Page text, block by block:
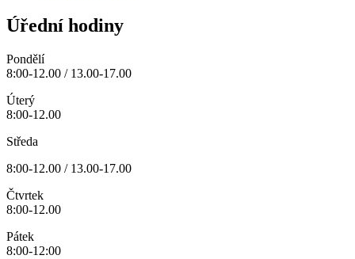
Úřední hodiny
Pondělí
8:00-12.00 / 13.00-17.00
Úterý
8:00-12.00
Středa
8:00-12.00 / 13.00-17.00
Čtvrtek
8:00-12.00
Pátek
8:00-12:00